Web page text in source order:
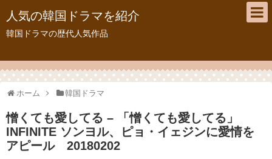
人気の韓国ドラマを紹介
韓国ドラマの歴代人気作品
ホーム 韓国ドラマ
憎くても愛してる – 「憎くても愛してる」
INFINITE ソンヨル、ピョ・イェジンに愛情を
アピール 20180202